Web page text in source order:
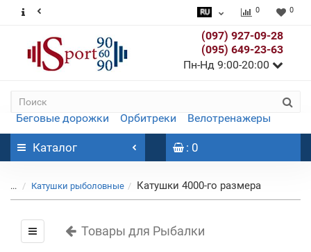
0 0
(097) 927-09-28
(095) 649-23-63
Пн-Нд 9:00-20:00
Беговые дорожки Орбитреки Велотренажеры
Каталог : 0
... Катушки рыболовные Катушки 4000-го размера
Товары для Рыбалки